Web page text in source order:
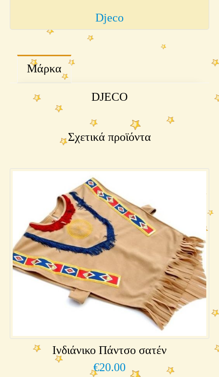
Djeco
Μάρκα
DJECO
Σχετικά προϊόντα
Ινδιάνικο Πάντσο σατέν
€20.00